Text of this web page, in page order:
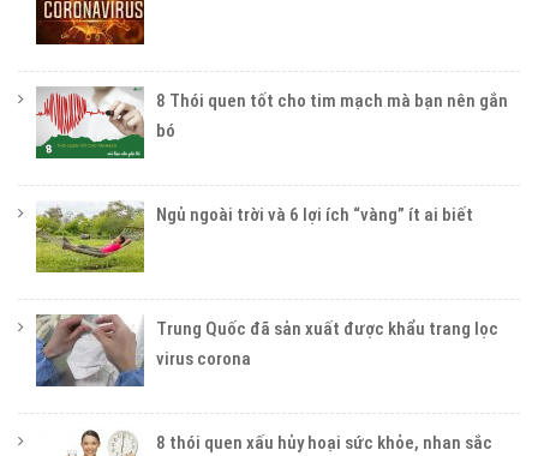
8 Thói quen tốt cho tim mạch mà bạn nên gắn
bó
Ngủ ngoài trời và 6 lợi ích “vàng” ít ai biết
Trung Quốc đã sản xuất được khẩu trang lọc
virus corona
8 thói quen xấu hủy hoại sức khỏe, nhan sắc